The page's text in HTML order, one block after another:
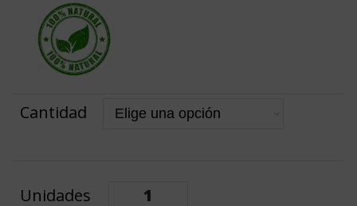
Cantidad
Partida